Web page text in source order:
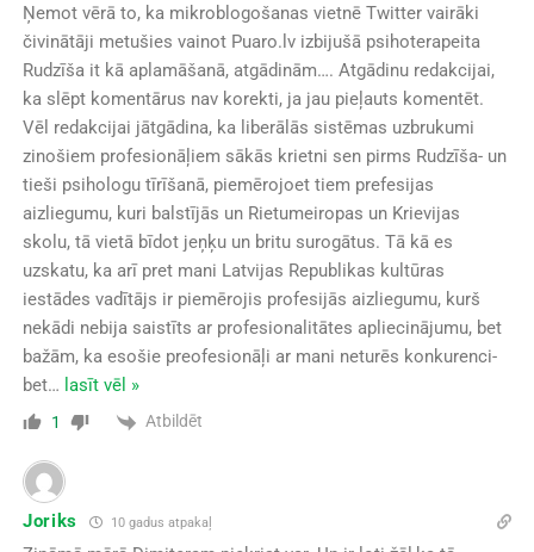
Ņemot vērā to, ka mikroblogošanas vietnē Twitter vairāki
čivinātāji metušies vainot Puaro.lv izbijušā psihoterapeita
Rudzīša it kā aplamāšanā, atgādinām…. Atgādinu redakcijai,
ka slēpt komentārus nav korekti, ja jau pieļauts komentēt.
Vēl redakcijai jātgādina, ka liberālās sistēmas uzbrukumi
zinošiem profesionāļiem sākās krietni sen pirms Rudzīša- un
tieši psihologu tīrīšanā, piemērojoet tiem prefesijas
aizliegumu, kuri balstījās un Rietumeiropas un Krievijas
skolu, tā vietā bīdot jeņķu un britu surogātus. Tā kā es
uzskatu, ka arī pret mani Latvijas Republikas kultūras
iestādes vadītājs ir piemērojis profesijās aizliegumu, kurš
nekādi nebija saistīts ar profesionalitātes apliecinājumu, bet
bažām, ka esošie preofesionāļi ar mani neturēs konkurenci-
bet… lasīt vēl »
1 Atbildēt
Joriks 10 gadus atpakaļ